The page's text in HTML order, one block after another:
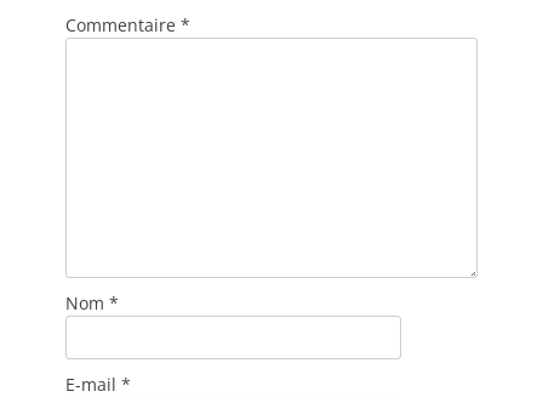
Commentaire *
Nom *
E-mail *